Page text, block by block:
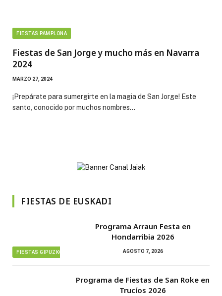
FIESTAS PAMPLONA
Fiestas de San Jorge y mucho más en Navarra
2024
MARZO 27, 2024
¡Prepárate para sumergirte en la magia de San Jorge! Este
santo, conocido por muchos nombres…
FIESTAS DE EUSKADI
FIESTAS GIPUZKOA
Programa Arraun Festa en
Hondarribia 2026
AGOSTO 7, 2026
Programa de Fiestas de San Roke en
Trucíos 2026